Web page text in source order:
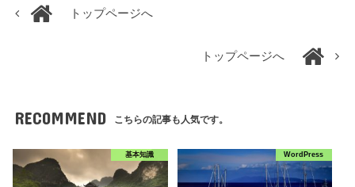
トップページへ
トップページへ
RECOMMEND こちらの記事も人気です。
基本知識 WordPress